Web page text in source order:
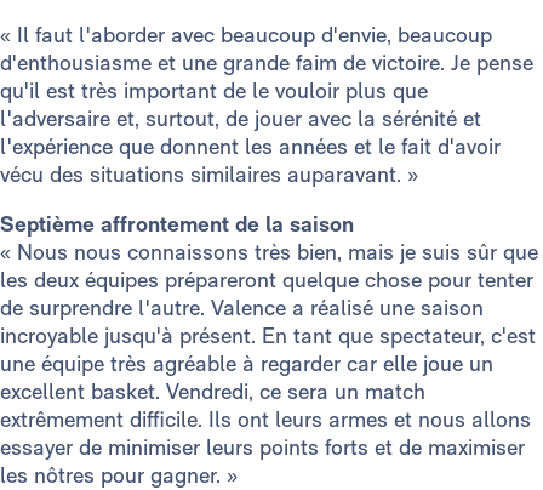
« Il faut l'aborder avec beaucoup d'envie, beaucoup
d'enthousiasme et une grande faim de victoire. Je pense
qu'il est très important de le vouloir plus que
l'adversaire et, surtout, de jouer avec la sérénité et
l'expérience que donnent les années et le fait d'avoir
vécu des situations similaires auparavant. »
Septième affrontement de la saison
« Nous nous connaissons très bien, mais je suis sûr que
les deux équipes prépareront quelque chose pour tenter
de surprendre l'autre. Valence a réalisé une saison
incroyable jusqu'à présent. En tant que spectateur, c'est
une équipe très agréable à regarder car elle joue un
excellent basket. Vendredi, ce sera un match
extrêmement difficile. Ils ont leurs armes et nous allons
essayer de minimiser leurs points forts et de maximiser
les nôtres pour gagner. »